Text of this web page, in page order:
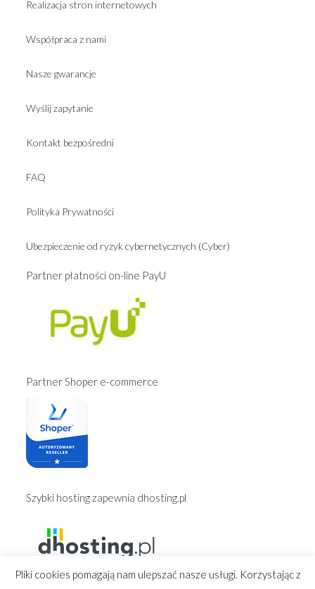
Realizacja stron internetowych
Współpraca z nami
Nasze gwarancje
Wyślij zapytanie
Kontakt bezpośredni
FAQ
Polityka Prywatności
Ubezpieczenie od ryzyk cybernetycznych (Cyber)
Partner płatności on-line PayU
Partner Shoper e-commerce
Szybki hosting zapewnia dhosting.pl
Pliki cookies pomagają nam ulepszać nasze usługi. Korzystając z